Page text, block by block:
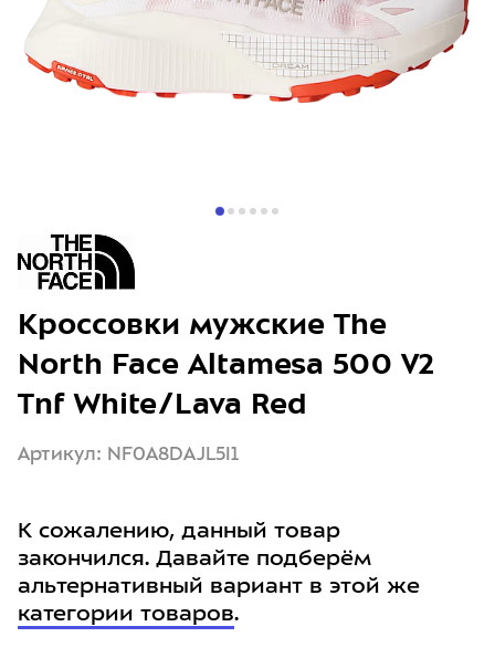
Кроссовки мужские The
North Face Altamesa 500 V2
Tnf White/Lava Red
Артикул: NF0A8DAJL5I1
К сожалению, данный товар
закончился. Давайте подберём
альтернативный вариант в этой же
категории товаров.